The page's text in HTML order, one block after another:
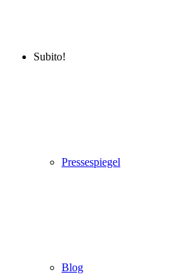
Subito!
Pressespiegel
Blog